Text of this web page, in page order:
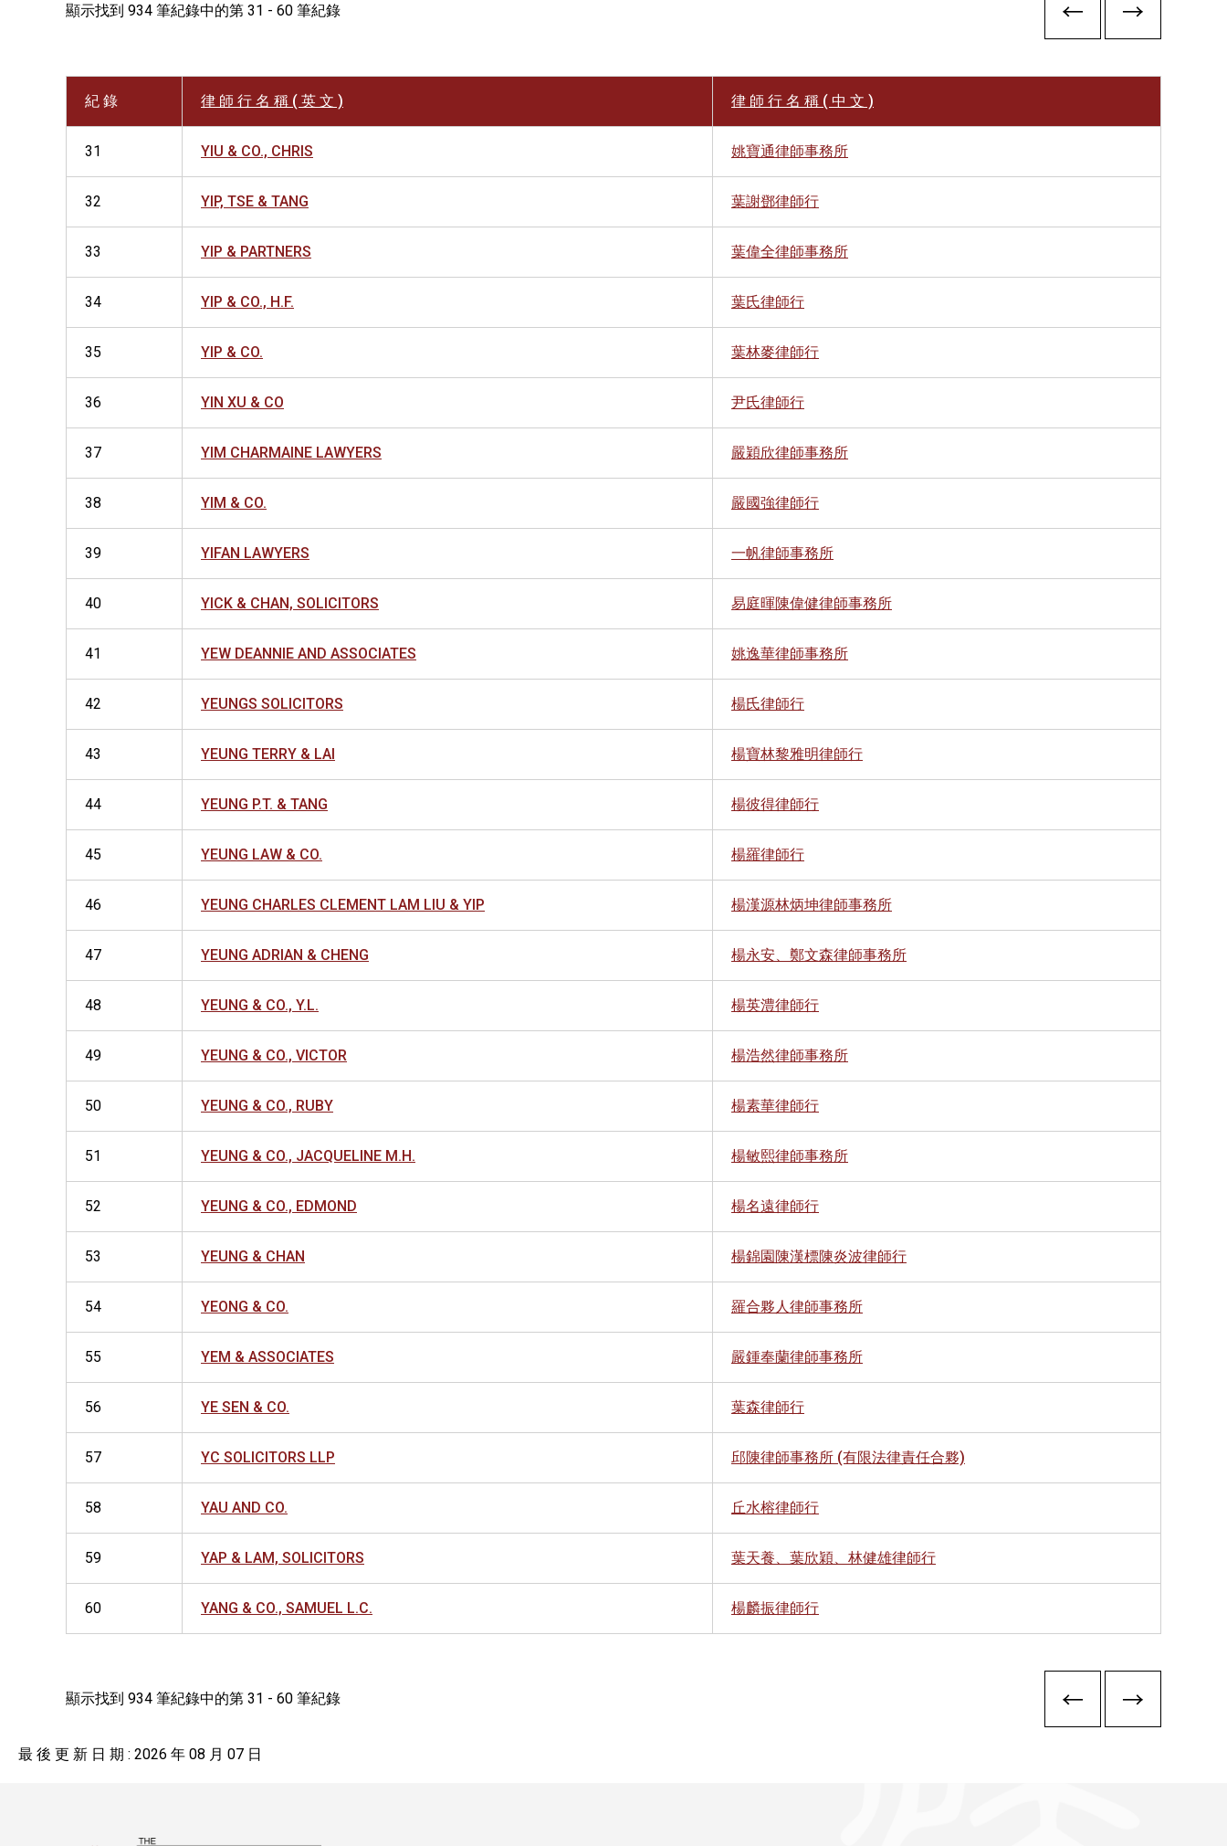
顯示找到 934 筆紀錄中的第 31 - 60 筆紀錄
紀 錄 律 師 行 名 稱 ( 英 文 ) 律 師 行 名 稱 ( 中 文 )
31 YIU & CO., CHRIS 姚寶通律師事務所
32 YIP, TSE & TANG 葉謝鄧律師行
33 YIP & PARTNERS 葉偉全律師事務所
34 YIP & CO., H.F. 葉氏律師行
35 YIP & CO. 葉林麥律師行
36 YIN XU & CO 尹氏律師行
37 YIM CHARMAINE LAWYERS 嚴穎欣律師事務所
38 YIM & CO. 嚴國強律師行
39 YIFAN LAWYERS 一帆律師事務所
40 YICK & CHAN, SOLICITORS 易庭暉陳偉健律師事務所
41 YEW DEANNIE AND ASSOCIATES 姚逸華律師事務所
42 YEUNGS SOLICITORS 楊氏律師行
43 YEUNG TERRY & LAI 楊寶林黎雅明律師行
44 YEUNG P.T. & TANG 楊彼得律師行
45 YEUNG LAW & CO. 楊羅律師行
46 YEUNG CHARLES CLEMENT LAM LIU & YIP 楊漢源林炳坤律師事務所
47 YEUNG ADRIAN & CHENG 楊永安、鄭文森律師事務所
48 YEUNG & CO., Y.L. 楊英澧律師行
49 YEUNG & CO., VICTOR 楊浩然律師事務所
50 YEUNG & CO., RUBY 楊素華律師行
51 YEUNG & CO., JACQUELINE M.H. 楊敏熙律師事務所
52 YEUNG & CO., EDMOND 楊名遠律師行
53 YEUNG & CHAN 楊錦園陳漢標陳炎波律師行
54 YEONG & CO. 羅合夥人律師事務所
55 YEM & ASSOCIATES 嚴鍾奉蘭律師事務所
56 YE SEN & CO. 葉森律師行
57 YC SOLICITORS LLP 邱陳律師事務所 (有限法律責任合夥)
58 YAU AND CO. 丘水榕律師行
59 YAP & LAM, SOLICITORS 葉天養、葉欣穎、林健雄律師行
60 YANG & CO., SAMUEL L.C. 楊麟振律師行
顯示找到 934 筆紀錄中的第 31 - 60 筆紀錄
最 後 更 新 日 期 : 2026 年 08 月 07 日